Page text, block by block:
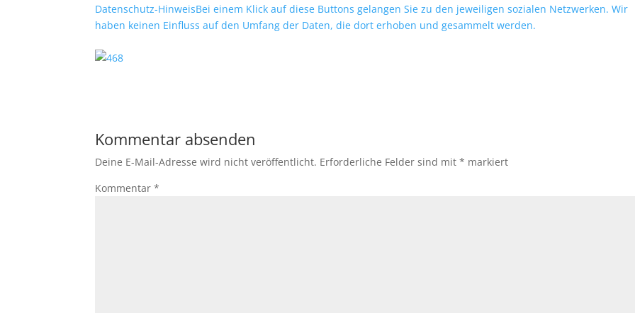
Datenschutz-HinweisBei einem Klick auf diese Buttons gelangen Sie zu den jeweiligen sozialen Netzwerken. Wir
haben keinen Einfluss auf den Umfang der Daten, die dort erhoben und gesammelt werden.
Kommentar absenden
Deine E-Mail-Adresse wird nicht veröffentlicht. Erforderliche Felder sind mit* markiert
Kommentar*